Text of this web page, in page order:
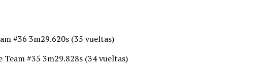
#36 3m29.620s (35 vueltas)
#35 3m29.828s (34 vueltas)